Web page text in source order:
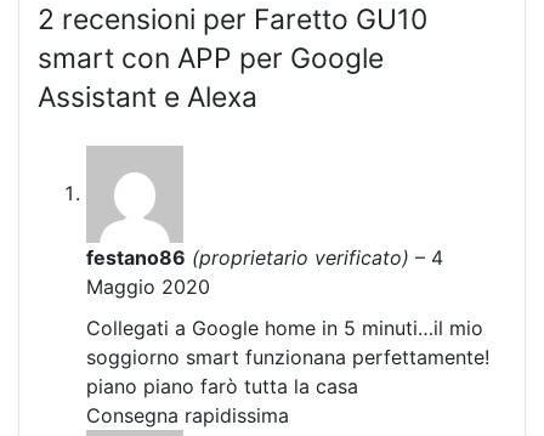
2 recensioni per Faretto GU10
smart con APP per Google
Assistant e Alexa
festano86 (proprietario verificato) – 4
Maggio 2020
Collegati a Google home in 5 minuti…il mio
soggiorno smart funzionana perfettamente!
piano piano farò tutta la casa
Consegna rapidissima